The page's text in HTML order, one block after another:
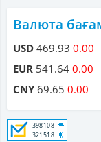
Валюта
USD 469.93 0.00
EUR 541.64 0.00
CNY69.65 0.00